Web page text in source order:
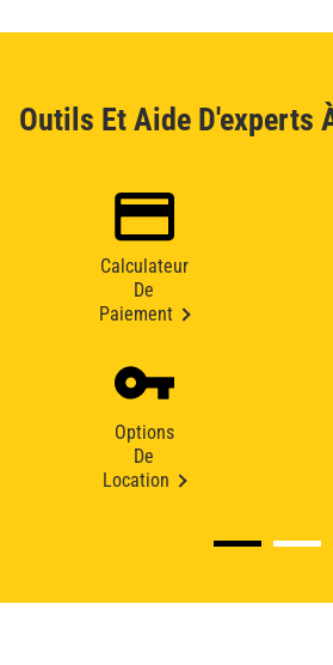
Outils Et Aide D'experts
Calculateur
De
Paiement
Options
De
Location